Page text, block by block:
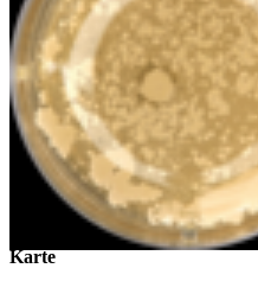
Karte